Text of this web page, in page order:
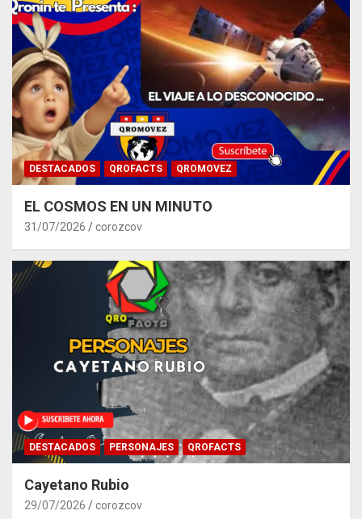
DESTACADOS QROFACTS QROMOVEZ
EL COSMOS EN UN MINUTO
31/07/2026 corozcov
DESTACADOS PERSONAJES QROFACTS
Cayetano Rubio
29/07/2026 corozcov